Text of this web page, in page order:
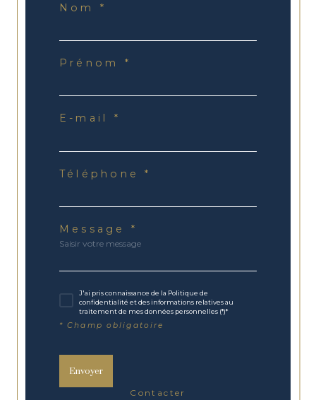
Nom *
Prénom *
E-mail *
Téléphone *
Message *
J'ai pris connaissance de la Politique de
confidentialité et des informations relatives au
traitement de mes données personnelles (*)*
* Champ obligatoire
Envoyer
contacter